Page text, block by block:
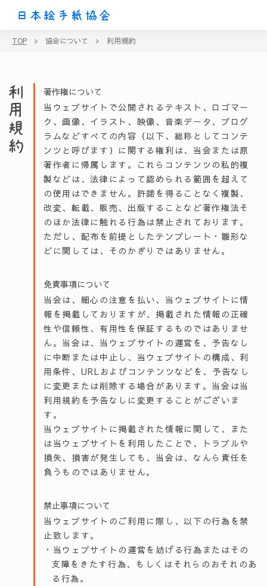
日本絵手紙協会
TOP > 協会について > 利用規約
利用規約
著作権について
当ウェブサイトで公開されるテキスト、ロゴマー
ク、画像、イラスト、映像、音楽データ、プログ
ラムなどすべての内容（以下、総称としてコンテ
ンツと呼びます）に関する権利は、当会または原
著作者に帰属します。これらコンテンツの私的複
製などは、法律によって認められる範囲を超えて
の使用はできません。許諾を得ることなく複製、
改変、転載、販売、出版することなど著作権法そ
のほか法律に触れる行為は禁止されております。
ただし、配布を前提としたテンプレート・雛形な
どに関しては、そのかぎりではありません。
免責事項について
当会は、細心の注意を払い、当ウェブサイトに情
報を掲載しておりますが、掲載された情報の正確
性や信頼性、有用性を保証するものではありませ
ん。当会は、当ウェブサイトの運営を、予告なし
に中断または中止し、当ウェブサイトの構成、利
用条件、URLおよびコンテンツなどを、予告なし
に変更または削除する場合があります。当会は当
利用規約を予告なしに変更することがございま
す。
当ウェブサイトに掲載された情報に関して、また
は当ウェブサイトを利用したことで、トラブルや
損失、損害が発生しても、当会は、なんら責任を
負うものではありません。
禁止事項について
当ウェブサイトのご利用に際し、以下の行為を禁
止致します。
・当ウェブサイトの運営を妨げる行為またはその
支障をきたす行為、もしくはそれらのおそれのあ
る行為。